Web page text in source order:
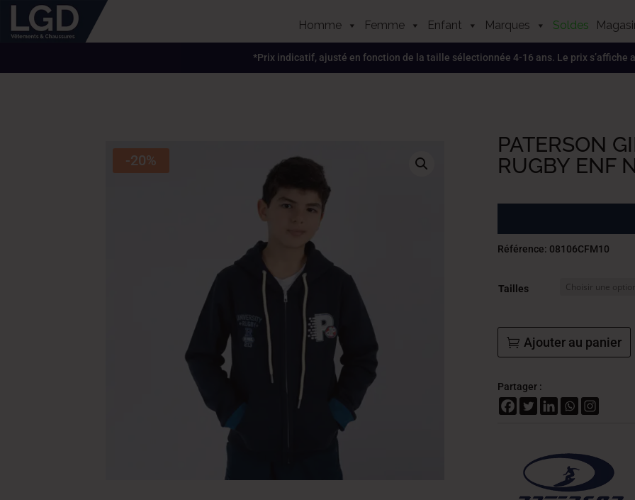
Homme Femme Enfant Marques Soldes
*Prix indicatif, ajusté en fonction de la taille sélectionnée 4-16 ans. Le prix s’affiche
-20%
PATERSON
RUGBY ENF
Référence: 08106CFM10
Tailles
Ajouter au panier
Partager :